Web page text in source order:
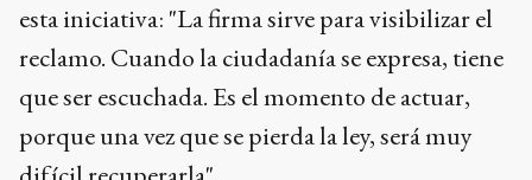
esta iniciativa: "La firma sirve para visibilizar el
reclamo. Cuando la ciudadanía se expresa, tiene
que ser escuchada. Es el momento de actuar,
porque una vez que se pierda la ley, será muy